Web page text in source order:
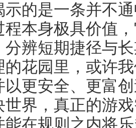
示的是一条并不
程本身极具价值
分辨短期捷径与
的花园里，或许
以更安全、更富
世界，真正的游
能在规则之内将